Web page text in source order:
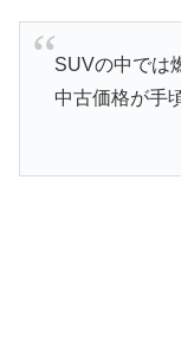
SUVの中では
中古価格が手